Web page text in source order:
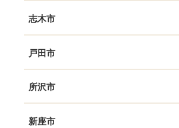
志木市
戸田市
所沢市
新座市